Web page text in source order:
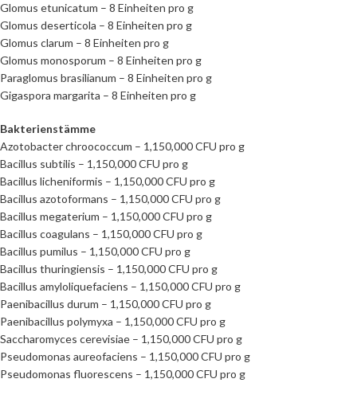
Glomus etunicatum – 8 Einheiten pro g
Glomus deserticola – 8 Einheiten pro g
Glomus clarum – 8 Einheiten pro g
Glomus monosporum – 8 Einheiten pro g
Paraglomus brasilianum – 8 Einheiten pro g
Gigaspora margarita – 8 Einheiten pro g
Bakterienstämme
Azotobacter chroococcum – 1,150,000 CFU pro g
Bacillus subtilis – 1,150,000 CFU pro g
Bacillus licheniformis – 1,150,000 CFU pro g
Bacillus azotoformans – 1,150,000 CFU pro g
Bacillus megaterium – 1,150,000 CFU pro g
Bacillus coagulans – 1,150,000 CFU pro g
Bacillus pumilus – 1,150,000 CFU pro g
Bacillus thuringiensis – 1,150,000 CFU pro g
Bacillus amyloliquefaciens – 1,150,000 CFU pro g
Paenibacillus durum – 1,150,000 CFU pro g
Paenibacillus polymyxa – 1,150,000 CFU pro g
Saccharomyces cerevisiae – 1,150,000 CFU pro g
Pseudomonas aureofaciens – 1,150,000 CFU pro g
Pseudomonas fluorescens – 1,150,000 CFU pro g